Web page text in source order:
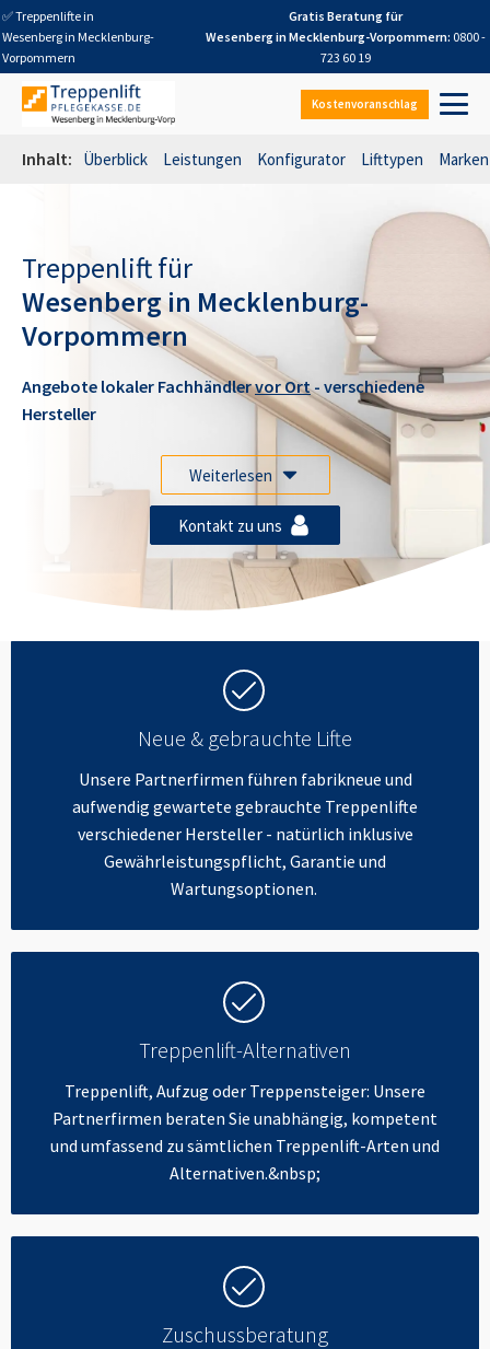
✅ Treppenlifte in
Wesenberg in Mecklenburg-
Vorpommern
Gratis Beratung für
Wesenberg in Mecklenburg-Vorpommern: 0800 -
723 60 19
Kostenvoranschlag
Inhalt: Überblick Leistungen Konfigurator Lifttypen Marken
Treppenlift für
Wesenberg in Mecklenburg-
Vorpommern
Angebote lokaler Fachhändlervor Ort- verschiedene
Hersteller
Weiterlesen
Kontakt zu uns
Neue & gebrauchte Lifte
Unsere Partnerfirmen führen fabrikneue und
aufwendig gewartete gebrauchte Treppenlifte
verschiedener Hersteller - natürlich inklusive
Gewährleistungspflicht, Garantie und
Wartungsoptionen.
Treppenlift-Alternativen
Treppenlift, Aufzug oder Treppensteiger: Unsere
Partnerfirmen beraten Sie unabhängig, kompetent
und umfassend zu sämtlichen Treppenlift-Arten und
Alternativen.&nbsp;
Zuschussberatung